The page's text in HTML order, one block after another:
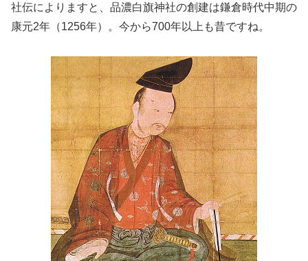
社伝によりますと、品濃白旗神社の創建は鎌倉時代中期の
康元2年（1256年）。今から700年以上も昔ですね。